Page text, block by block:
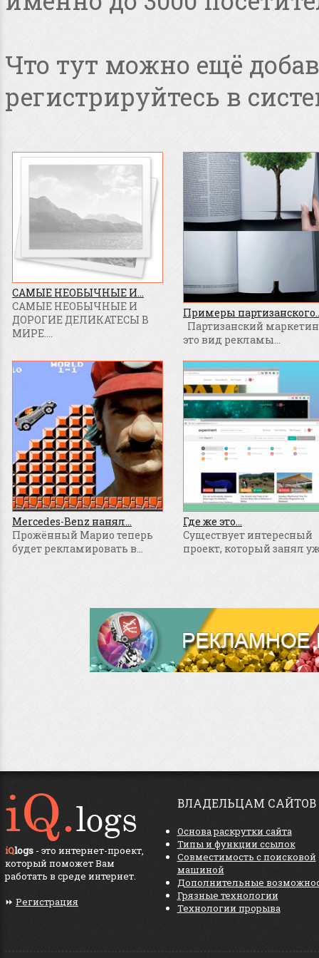
Что тут можно ещё
регистрируйтесь в
САМЫЕ НЕОБЫЧНЫЕ И...
САМЫЕ НЕОБЫЧНЫЕ И
ДОРОГИЕ ДЕЛИКАТЕСЫ В
МИРЕ....
Примеры
Партизанский
это вид рекламы...
Mercedes-Benz нанял...
Прожённый Марио теперь
будет рекламировать в...
Где же это...
Существует интересный
проект, который занял
iQlogs - это интернет-проект,
который поможет Вам
работать в среде интернет.
⏩ Регистрация
ВЛАДЕЛЬЦАМ САЙТОВ
Основа раскрутки сайта
Типы и функции ссылок
Совместимость с поисковой
машиной
Дополнительные
Грязные технологии
Технологии прорыва